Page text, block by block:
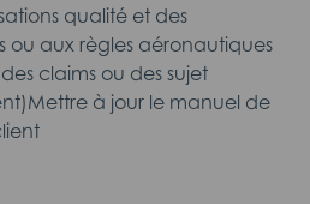
qualité et des
ou aux règles aéronautiques
claims ou des sujet
à jour le manuel de